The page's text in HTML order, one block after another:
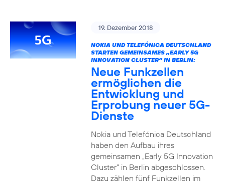
19. Dezember 2018
NOKIA UND TELEFÓNICA DEUTSCHLAND
STARTEN GEMEINSAMES „EARLY 5G
INNOVATION CLUSTER“ IN BERLIN:
Neue Funkzellen
ermöglichen die
Entwicklung und
Erprobung neuer 5G-
Dienste
Nokia und Telefónica Deutschland
haben den Aufbau ihres
gemeinsamen „Early 5G Innovation
Cluster” in Berlin abgeschlossen.
Dazu zählen fünf Funkzellen im